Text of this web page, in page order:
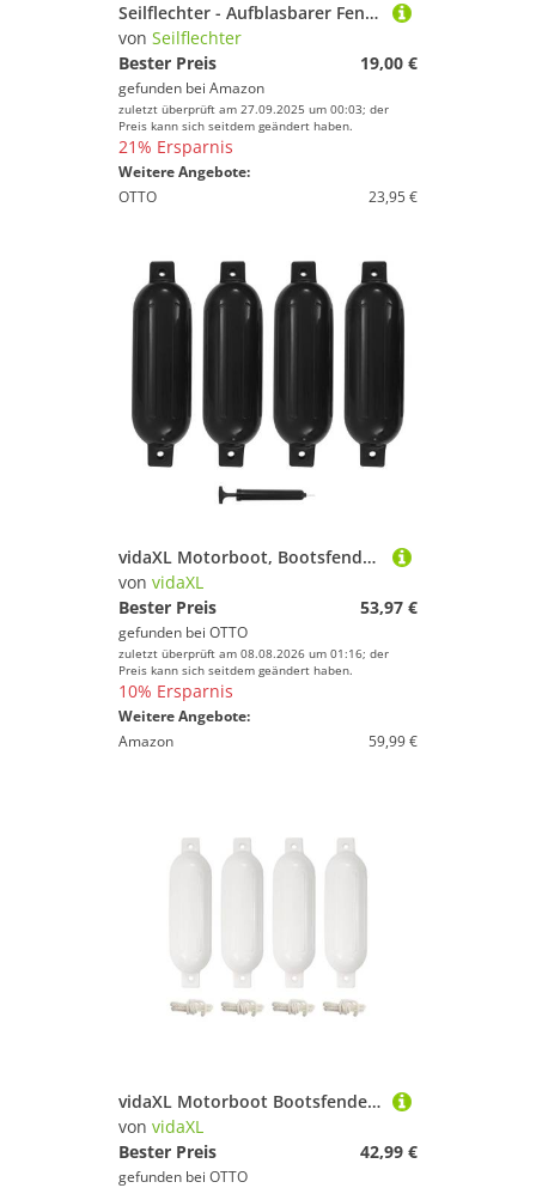
Seilflechter - Aufblasbarer Fender 120 x 450 mm in Weiß, Langfender mit 2 Augen, für Boot & Yacht
von Seilflechter
Bester Preis
19,00 €
gefunden bei Amazon
zuletzt überprüft am 27.09.2025 um 00:03; der
Preis kann sich seitdem geändert haben.
21% Ersparnis
Weitere Angebote:
OTTO
23,95 €
vidaXL Motorboot, Bootsfender 4 Stk. Schwarz 51 x 14 cm PVC
von vidaXL
Bester Preis
53,97 €
gefunden bei OTTO
zuletzt überprüft am 08.08.2026 um 01:16; der
Preis kann sich seitdem geändert haben.
10% Ersparnis
Weitere Angebote:
Amazon
59,99 €
vidaXL Motorboot Bootsfender 4 Stk. Weiß Ø 14x50 cm PVC, (4-St)
von vidaXL
Bester Preis
42,99 €
gefunden bei OTTO